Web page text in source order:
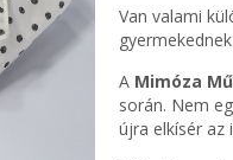
Van valami
A Mimóza
során. Nem
újra elkísér az